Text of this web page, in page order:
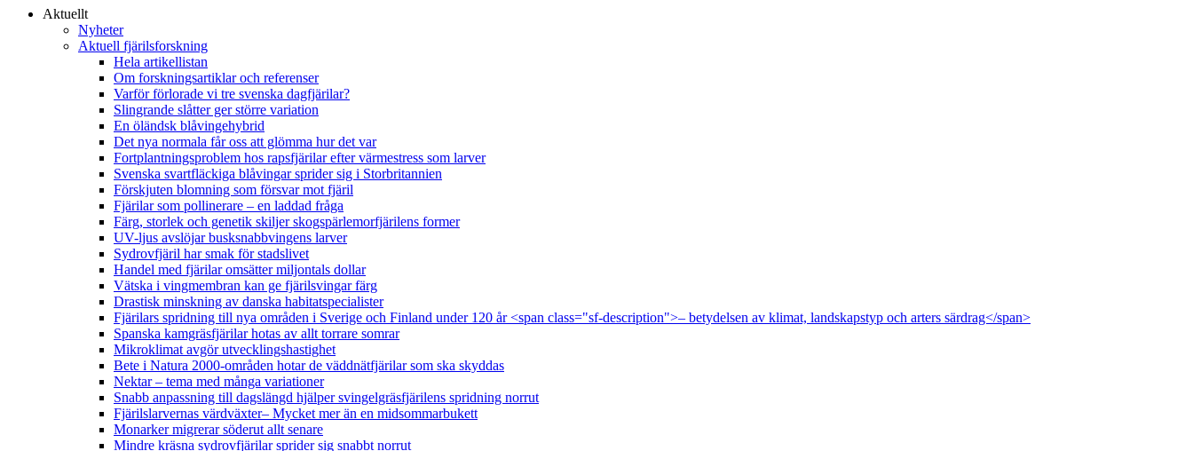
Aktuellt
Nyheter
Aktuell fjärilsforskning
Hela artikellistan
Om forskningsartiklar och referenser
Varför förlorade vi tre svenska dagfjärilar?
Slingrande slåtter ger större variation
En öländsk blåvingehybrid
Det nya normala får oss att glömma hur det var
Fortplantningsproblem hos rapsfjärilar efter värmestress som larver
Svenska svartfläckiga blåvingar sprider sig i Storbritannien
Förskjuten blomning som försvar mot fjäril
Fjärilar som pollinerare – en laddad fråga
Färg, storlek och genetik skiljer skogspärlemorfjärilens former
UV-ljus avslöjar busksnabbvingens larver
Sydrovfjäril har smak för stadslivet
Handel med fjärilar omsätter miljontals dollar
Vätska i vingmembran kan ge fjärilsvingar färg
Drastisk minskning av danska habitatspecialister
Fjärilars spridning till nya områden i Sverige och Finland under 120 år <span class="sf-description">– betydelsen av klimat, landskapstyp och arters särdrag</span>
Spanska kamgräsfjärilar hotas av allt torrare somrar
Mikroklimat avgör utvecklingshastighet
Bete i Natura 2000-områden hotar de väddnätfjärilar som ska skyddas
Nektar – tema med många variationer
Snabb anpassning till dagslängd hjälper svingelgräsfjärilens spridning norrut
Fjärilslarvernas värdväxter– Mycket mer än en midsommarbukett
Monarker migrerar söderut allt senare
Mindre kräsna sydrovfjärilar sprider sig snabbt norrut